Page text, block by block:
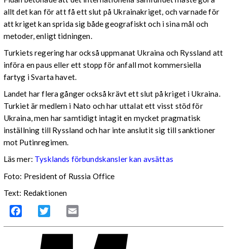
allt det kan för att få ett slut på Ukrainakriget, och varnade för
att kriget kan sprida sig både geografiskt och i sina mål och
metoder, enligt tidningen.
Turkiets regering har också uppmanat Ukraina och Ryssland att
införa en paus eller ett stopp för anfall mot kommersiella
fartyg i Svarta havet.
Landet har flera gånger också krävt ett slut på kriget i Ukraina.
Turkiet är medlem i Nato och har uttalat ett visst stöd för
Ukraina, men har samtidigt intagit en mycket pragmatisk
inställning till Ryssland och har inte anslutit sig till sanktioner
mot Putinregimen.
Läs mer: Tysklands förbundskansler kan avsättas
Foto: President of Russia Office
Text: Redaktionen
Facebook Twitter